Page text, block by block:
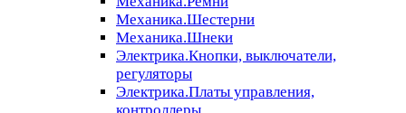
Механика.Шестерни
Механика.Шнеки
Электрика.Кнопки, выключатели,
регуляторы
Электрика.Платы управления,